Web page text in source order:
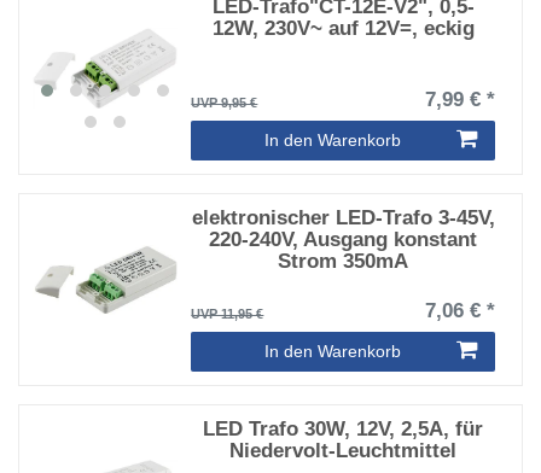
LED-Trafo"CT-12E-V2", 0,5-
12W, 230V~ auf 12V=, eckig
UVP 9,95 € 7,99 € *
In den Warenkorb
elektronischer LED-Trafo 3-45V,
220-240V, Ausgang konstant
Strom 350mA
UVP 11,95 € 7,06 € *
In den Warenkorb
LED Trafo 30W, 12V, 2,5A, für
Niedervolt-Leuchtmittel